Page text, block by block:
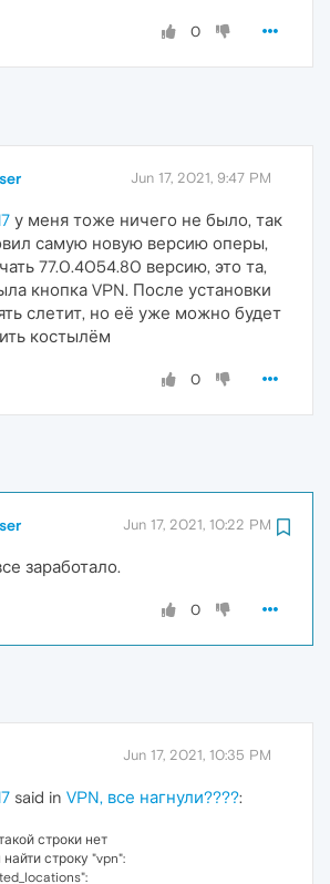
0
Jun 17, 2021, 9:47 PM
у меня тоже ничего не было, так
самую новую версию оперы,
77.0.4054.80 версию, это та,
кнопка VPN. После установки
слетит, но её уже можно будет
костылём
0
Jun 17, 2021, 10:22 PM
заработало.
0
Jun 17, 2021, 10:35 PM
said in VPN, все нагнули????:
строки нет
строку "vpn":